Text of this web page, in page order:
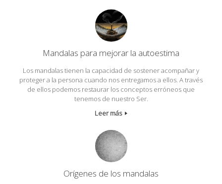
Mandalas para mejorar la autoestima
Los mandalas tienen la capacidad de sostener acompañar y
proteger a la persona cuando nos entregamos a ellos. A través
de ellos podemos restaurar los conceptos erróneos que
tenemos de nuestro Ser.
Leer más
Orígenes de los mandalas